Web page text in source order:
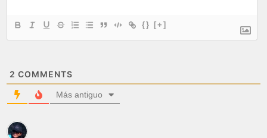
{} [+]
2 COMMENTS
Más antiguo